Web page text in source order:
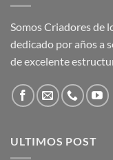
Somos Criadores de
dedicado por años a
de excelente
ULTIMOS POST